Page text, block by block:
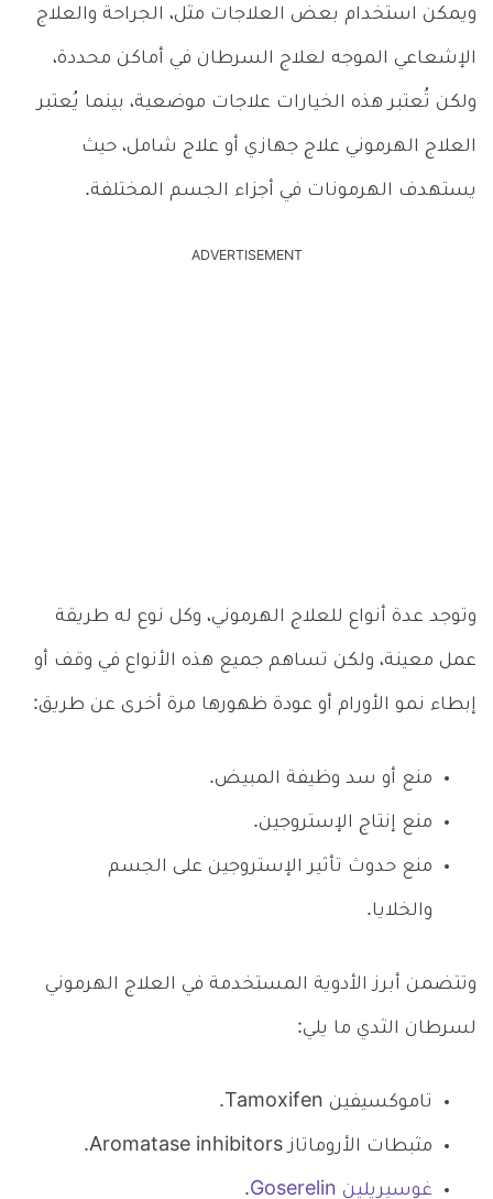
ويمكن استخدام بعض العلاجات مثل، الجراحة والعلاج
الإشعاعي الموجه لعلاج السرطان في أماكن محددة،
ولكن تُعتبر هذه الخيارات علاجات موضعية، بينما يُعتبر
العلاج الهرموني علاج جهازي أو علاج شامل، حيث
يستهدف الهرمونات في أجزاء الجسم المختلفة.
ADVERTISEMENT
وتوجد عدة أنواع للعلاج الهرموني، وكل نوع له طريقة
عمل معينة، ولكن تساهم جميع هذه الأنواع في وقف أو
إبطاء نمو الأورام أو عودة ظهورها مرة أخرى عن طريق:
منع أو سد وظيفة المبيض.
منع إنتاج الإستروجين.
منع حدوث تأثير الإستروجين على الجسم
والخلايا.
وتتضمن أبرز الأدوية المستخدمة في العلاج الهرموني
لسرطان الثدي ما يلي:
تاموكسيفين Tamoxifen.
مثبطات الأروماتاز Aromatase inhibitors.
غوسيريلين Goserelin .